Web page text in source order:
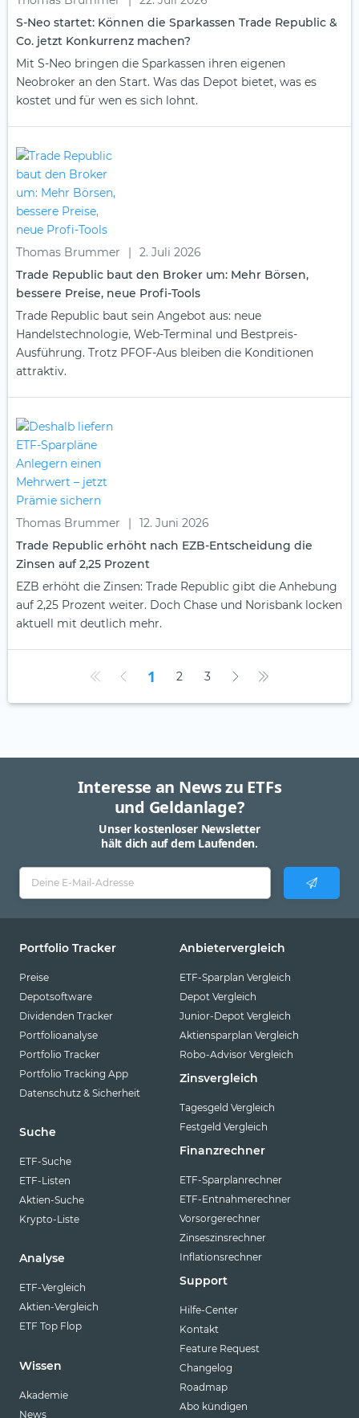
S-Neo startet: Können die Sparkassen Trade Republic &
Co. jetzt Konkurrenz machen?
Mit S-Neo bringen die Sparkassen ihren eigenen
Neobroker an den Start. Was das Depot bietet, was es
kostet und für wen es sich lohnt.
Thomas Brummer |
2. Juli 2026
Trade Republic baut den Broker um: Mehr Börsen,
bessere Preise, neue Profi-Tools
Trade Republic baut sein Angebot aus: neue
Handelstechnologie, Web-Terminal und Bestpreis-
Ausführung. Trotz PFOF-Aus bleiben die Konditionen
attraktiv.
Thomas Brummer |
12. Juni 2026
Trade Republic erhöht nach EZB-Entscheidung die
Zinsen auf 2,25 Prozent
EZB erhöht die Zinsen: Trade Republic gibt die Anhebung
auf 2,25 Prozent weiter. Doch Chase und Norisbank locken
aktuell mit deutlich mehr.
1 2 3
Interesse an News zu ETFs
und Geldanlage?
Unser kostenloser Newsletter
hält dich auf dem Laufenden.
Portfolio Tracker
Preise
Depotsoftware
Dividenden Tracker
Portfolioanalyse
Portfolio Tracker
Portfolio Tracking App
Datenschutz & Sicherheit
Suche
ETF-Suche
ETF-Listen
Aktien-Suche
Krypto-Liste
Analyse
ETF-Vergleich
Aktien-Vergleich
ETF Top Flop
Wissen
Akademie
News
Anbietervergleich
ETF-Sparplan Vergleich
Depot Vergleich
Junior-Depot Vergleich
Aktiensparplan Vergleich
Robo-Advisor Vergleich
Zinsvergleich
Tagesgeld Vergleich
Festgeld Vergleich
Finanzrechner
ETF-Sparplanrechner
ETF-Entnahmerechner
Vorsorgerechner
Zinseszinsrechner
Inflationsrechner
Support
Hilfe-Center
Kontakt
Feature Request
Changelog
Roadmap
Abo kündigen